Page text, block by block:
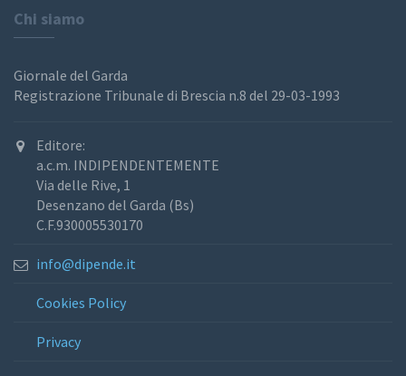
Chi siamo
Giornale del Garda
Registrazione Tribunale di Brescia n.8 del 29-03-1993
Editore:
a.c.m. INDIPENDENTEMENTE
Via delle Rive, 1
Desenzano del Garda (Bs)
C.F.930005530170
info@dipende.it
Cookies Policy
Privacy